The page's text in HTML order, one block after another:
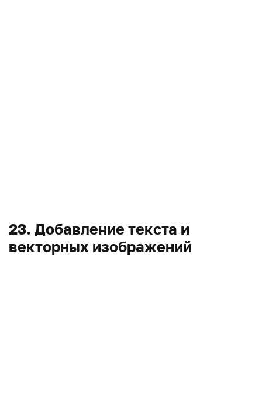
23. Добавление текста и
векторных изображений